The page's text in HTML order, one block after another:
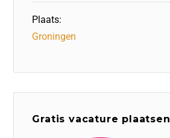
Plaats:
Groningen
Gratis vacature plaatsen